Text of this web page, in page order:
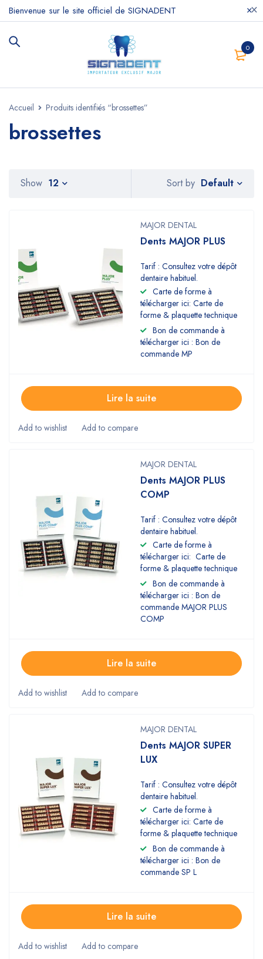
Bienvenue sur le site officiel de SIGNADENT
0
Accueil Produits identifiés “brossettes”
brossettes
Sort by Default
Show 12
MAJOR DENTAL
Dents MAJOR PLUS
Tarif : Consultez votre dépôt
dentaire habituel.
Carte de forme à
télécharger ici: Carte de
forme & plaquette technique
Bon de commande à
télécharger ici : Bon de
commande MP
Lire la suite
MAJOR DENTAL
Dents MAJOR PLUS
COMP
Tarif : Consultez votre dépôt
dentaire habituel.
Carte de forme à
télécharger ici: Carte de
forme & plaquette technique
Bon de commande à
télécharger ici : Bon de
commande MAJOR PLUS
COMP
Lire la suite
MAJOR DENTAL
Dents MAJOR SUPER
LUX
Tarif : Consultez votre dépôt
dentaire habituel.
Carte de forme à
télécharger ici: Carte de
forme & plaquette technique
Bon de commande à
télécharger ici : Bon de
commande SP L
Lire la suite